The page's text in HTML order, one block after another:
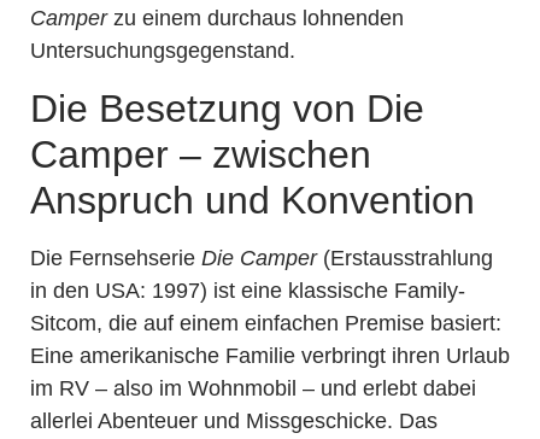
Camperzu einem durchaus lohnenden
Untersuchungsgegenstand.
Die Besetzung von Die
Camper – zwischen
Anspruch und Konvention
Die Fernsehserie Die Camper(Erstausstrahlung
in den USA: 1997) ist eine klassische Family-
Sitcom, die auf einem einfachen Premise basiert:
Eine amerikanische Familie verbringt ihren Urlaub
im RV – also im Wohnmobil – und erlebt dabei
allerlei Abenteuer und Missgeschicke. Das